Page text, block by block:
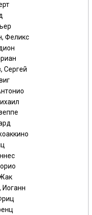
Феликс
Сергей
Иоганн